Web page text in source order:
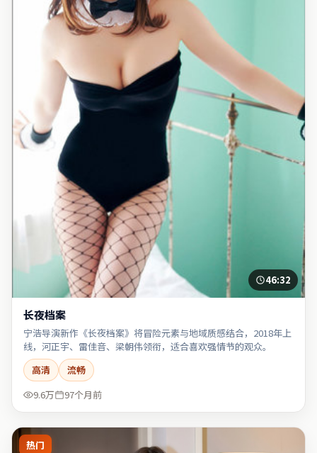
46:32
长夜档案
宁浩导演新作《长夜档案》将冒险元素与地域质感结合，2018年上
线，河正宇、雷佳音、梁朝伟领衔，适合喜欢强情节的观众。
高清
流畅
9.6万
97个月前
热门